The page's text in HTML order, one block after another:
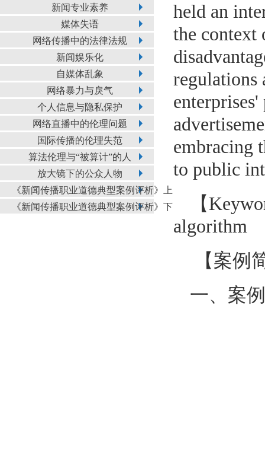
新闻专业素养
媒体失语
网络传播中的法律法规
新闻娱乐化
自媒体乱象
网络暴力与戾气
个人信息与隐私保护
网络直播中的伦理问题
国际传播的伦理失范
算法伦理与“被算计”的人
放大镜下的公众人物
《新闻传播职业道德典型案例评析》上
《新闻传播职业道德典型案例评析》下
held an
the context
regulations
embracing
to public
【Key
algorithm
【案例
一、案